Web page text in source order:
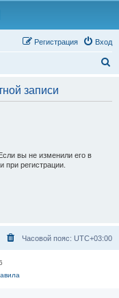
Вход
Регистрация
записи
вы не изменили его в
при регистрации.
Часовой пояс: UTC+03:00